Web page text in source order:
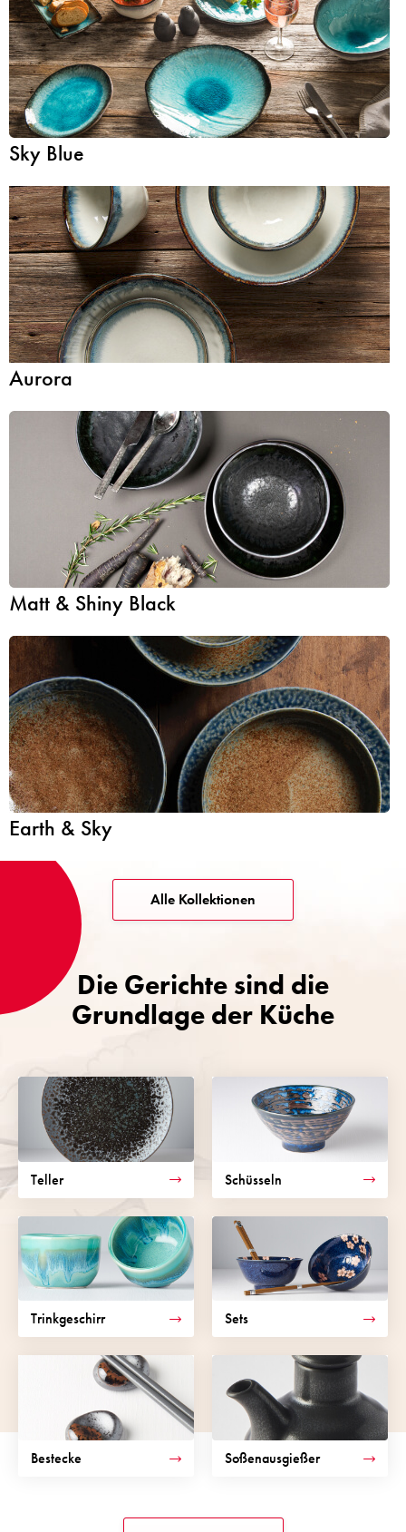
Sky Blue
Aurora
Matt & Shiny Black
Earth & Sky
Alle Kollektionen
Die Gerichte sind die
Grundlage der Küche
Teller Schüsseln
Trinkgeschirr Sets
Bestecke Soßenausgießer